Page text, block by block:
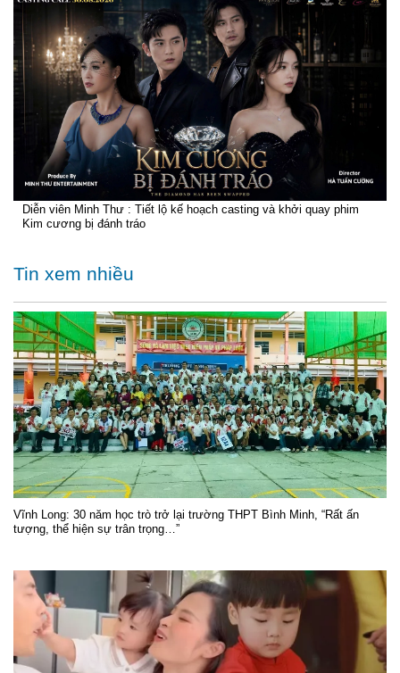
Diễn viên Minh Thư : Tiết lộ kế hoạch casting và khởi quay phim
Kim cương bị đánh tráo
Tin xem nhiều
Vĩnh Long: 30 năm học trò trở lại trường THPT Bình Minh, “Rất ấn
tượng, thể hiện sự trân trọng…”